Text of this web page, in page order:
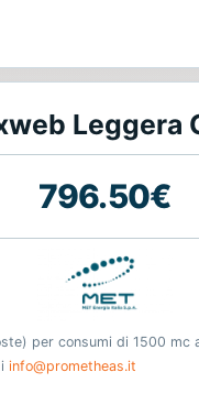
Leggera
796.50€
per consumi di 1500 mc
info@prometheas.it